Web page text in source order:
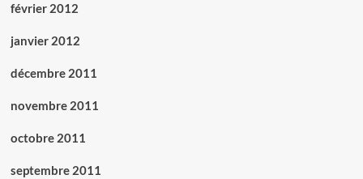
février 2012
janvier 2012
décembre 2011
novembre 2011
octobre 2011
septembre 2011